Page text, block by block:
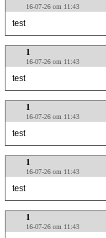
16-07-26 om 11:43
test
1
16-07-26 om 11:43
test
1
16-07-26 om 11:43
test
1
16-07-26 om 11:43
test
1
16-07-26 om 11:43